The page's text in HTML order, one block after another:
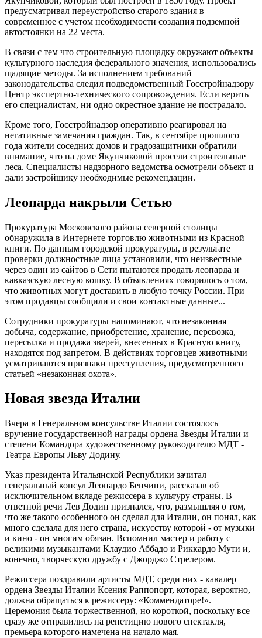
предусматривал переустройство старого здания в
современное с учетом необходимости создания подземной
автостоянки на 22 места.
В связи с тем что строительную площадку окружают объекты
культурного наследия федерального значения, использовались
щадящие методы. За исполнением требований
законодательства следил подведомственный Госстройнадзору
Центр экспертно-технического сопровождения. Если верить
его специалистам, ни одно окрестное здание не пострадало.
Кроме того, Госстройнадзор оперативно реагировал на
негативные замечания граждан. Так, в сентябре прошлого
года жители соседних домов и градозащитники обратили
внимание, что на доме Якунчиковой просели строительные
леса. Специалисты надзорного ведомства осмотрели объект и
дали застройщику необходимые рекомендации.
Леопарда накрыли Сетью
Прокуратура Московского района северной столицы
обнаружила в Интернете торговлю животными из Красной
книги. По данным городской прокуратуры, в результате
проверки должностные лица установили, что неизвестные
через один из сайтов в Сети пытаются продать леопарда и
кавказскую лесную кошку. В объявлениях говорилось о том,
что животных могут доставить в любую точку России. При
этом продавцы сообщили и свои контактные данные...
Сотрудники прокуратуры напоминают, что незаконная
добыча, содержание, приобретение, хранение, перевозка,
пересылка и продажа зверей, внесенных в Красную книгу,
находятся под запретом. В действиях торговцев животными
усматриваются признаки преступления, предусмотренного
статьей «незаконная охота».
Новая звезда Италии
Вчера в Генеральном консульстве Италии состоялось
вручение государственной награды ордена Звезды Италии и
степени Командора художественному руководителю МДТ -
Театра Европы Льву Додину.
Указ президента Итальянской Республики зачитал
генеральный консул Леонардо Бенчини, рассказав об
исключительном вкладе режиссера в культуру страны. В
ответной речи Лев Додин признался, что, размышляя о том,
что же такого особенного он сделал для Италии, он понял, как
много сделала для него страна, искусству которой - от музыки
и кино - он многим обязан. Вспомнил мастер и работу с
великими музыкантами Клаудио Аббадо и Риккардо Мути и,
конечно, творческую дружбу с Джорджо Стрелером.
Режиссера поздравили артисты МДТ, среди них - кавалер
ордена Звезды Италии Ксения Раппопорт, которая, вероятно,
должна обращаться к режиссеру: «Коммендаторе!».
Церемония была торжественной, но короткой, поскольку все
сразу же отправились на репетицию нового спектакля,
премьера которого намечена на начало мая.